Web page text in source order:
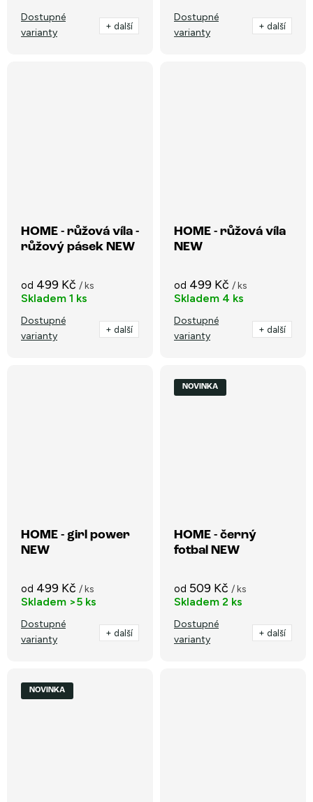
Dostupné
varianty
+ další
Dostupné
varianty
+ další
HOME - růžová víla -
růžový pásek NEW
od 499 Kč / ks
Skladem 1 ks
Dostupné
varianty
+ další
HOME - růžová víla
NEW
od 499 Kč / ks
Skladem 4 ks
Dostupné
varianty
+ další
HOME - girl power
NEW
od 499 Kč / ks
Skladem >5 ks
Dostupné
varianty
+ další
NOVINKA
HOME - černý
fotbal NEW
od 509 Kč / ks
Skladem 2 ks
Dostupné
varianty
+ další
NOVINKA